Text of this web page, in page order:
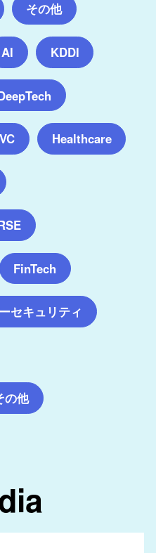
その他
AI KDDI
Healthcare
FinTech
セキュリティ
の他